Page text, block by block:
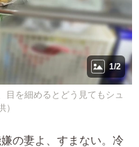
1/2
目を細めるとどう見てもシュ
の妻よ、すまない。冷